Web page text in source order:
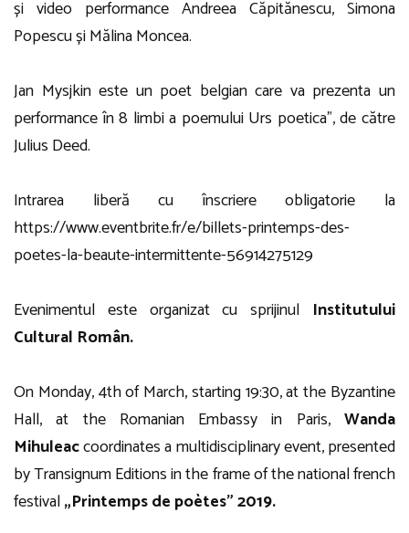
și video performance Andreea Căpitănescu, Simona
Popescu și Mălina Moncea.
Jan Mysjkin este un poet belgian care va prezenta un
performance în 8 limbi a poemului Urs poetica”, de către
Julius Deed.
Intrarea liberă cu înscriere obligatorie la
https://www.eventbrite.fr/e/billets-printemps-des-
poetes-la-beaute-intermittente-56914275129
Evenimentul este organizat cu sprijinul Institutului
Cultural Român.
On Monday, 4th of March, starting 19:30, at the Byzantine
Hall, at the Romanian Embassy in Paris, Wanda
Mihuleaccoordinates a multidisciplinary event, presented
by Transignum Editions in the frame of the national french
festival„Printemps de poètes” 2019.